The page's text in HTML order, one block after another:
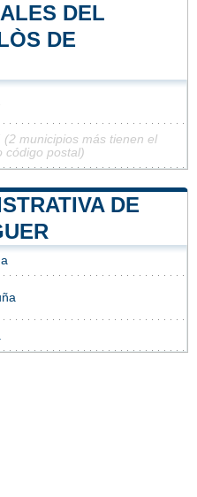
DEL
DE
(2 municipios más tienen el
código postal)
DE